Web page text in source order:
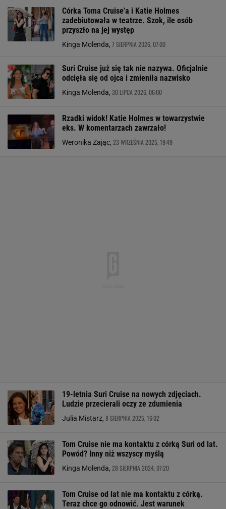
Córka Toma Cruise'a i Katie Holmes
zadebiutowała w teatrze. Szok, ile osób
przyszło na jej występ
Kinga Molenda, 7 SIERPNIA 2026, 07:00
Suri Cruise już się tak nie nazywa. Oficjalnie
odcięła się od ojca i zmieniła nazwisko
Kinga Molenda, 30 LIPCA 2026, 06:00
Rzadki widok! Katie Holmes w towarzystwie
eks. W komentarzach zawrzało!
Weronika Zając, 23 WRZEŚNIA 2025, 19:49
19-letnia Suri Cruise na nowych zdjęciach.
Ludzie przecierali oczy ze zdumienia
Julia Mistarz, 8 SIERPNIA 2025, 16:02
Tom Cruise nie ma kontaktu z córką Suri od lat.
Powód? Inny niż wszyscy myślą
Kinga Molenda, 28 SIERPNIA 2024, 07:20
Tom Cruise od lat nie ma kontaktu z córką.
Teraz chce go odnowić. Jest warunek